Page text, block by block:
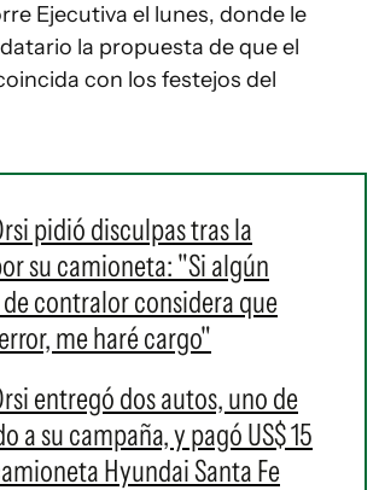
Ejecutiva el lunes, donde le
la propuesta de que el
con los festejos del
pidió disculpas tras la
su camioneta: "Si algún
contralor considera que
me haré cargo"
entregó dos autos, uno de
a su campaña, y pagó US$ 15
Hyundai Santa Fe